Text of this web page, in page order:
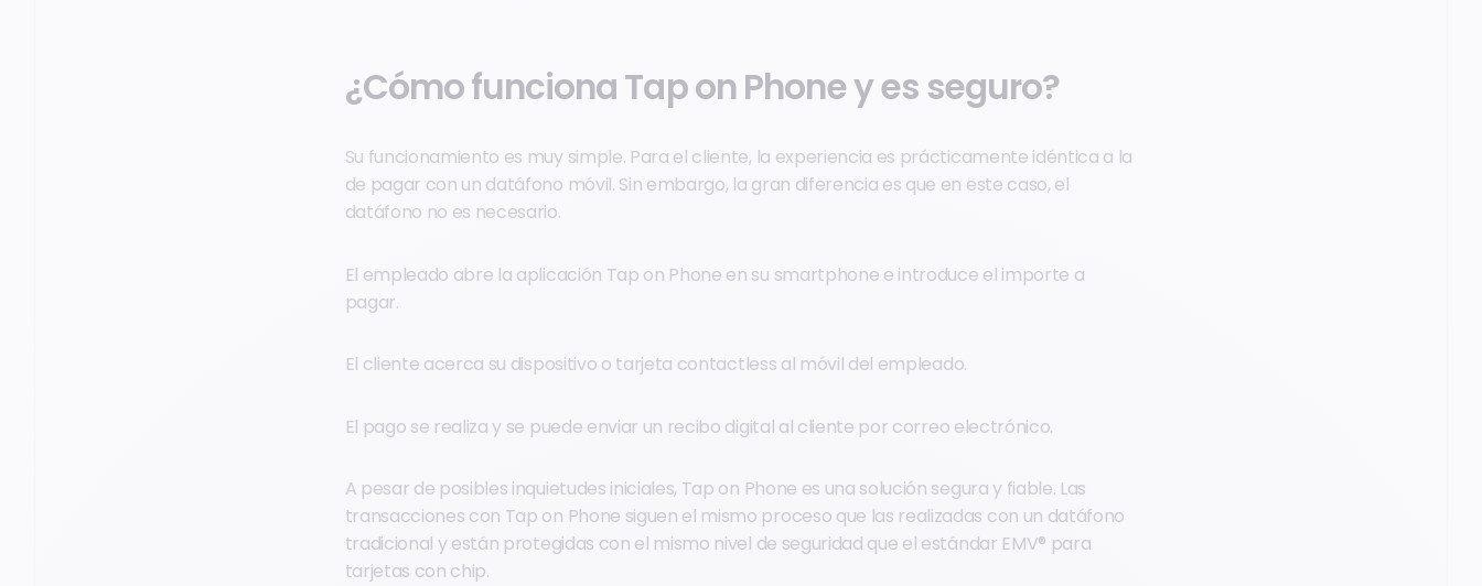
¿Cómo funciona Tap on Phone y es seguro?
Su funcionamiento es muy simple. Para el cliente, la experiencia es prácticamente idéntica a la
de pagar con un datáfono móvil. Sin embargo, la gran diferencia es que en este caso, el
datáfono no es necesario.
El empleado abre la aplicación Tap on Phone en su smartphone e introduce el importe a
pagar.
El cliente acerca su dispositivo o tarjeta contactless al móvil del empleado.
El pago se realiza y se puede enviar un recibo digital al cliente por correo electrónico.
A pesar de posibles inquietudes iniciales, Tap on Phone es una solución segura y fiable. Las
transacciones con Tap on Phone siguen el mismo proceso que las realizadas con un datáfono
tradicional y están protegidas con el mismo nivel de seguridad que el estándar EMV® para
tarjetas con chip.